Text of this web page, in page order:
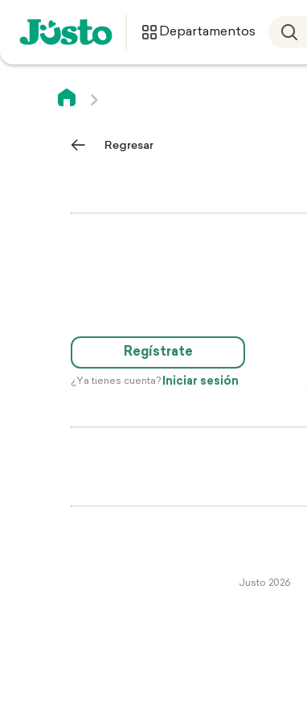
Departamentos
Regresar
Regístrate
¿Ya tienes cuenta? Iniciar sesión
Justo 2026